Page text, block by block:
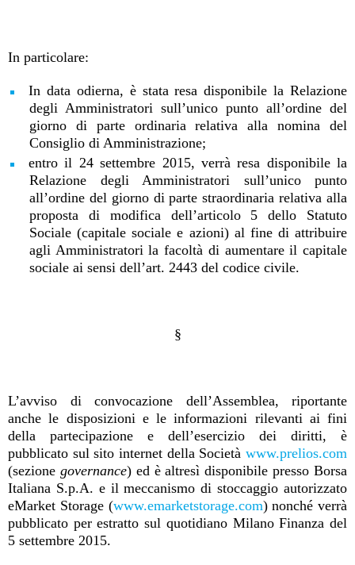
In particolare:
In data odierna, è stata resa disponibile la Relazione
degli Amministratori sull’unico punto all’ordine del
giorno di parte ordinaria relativa alla nomina del
Consiglio di Amministrazione;
entro il 24 settembre 2015, verrà resa disponibile la
Relazione degli Amministratori sull’unico punto
all’ordine del giorno di parte straordinaria relativa alla
proposta di modifica dell’articolo 5 dello Statuto
Sociale (capitale sociale e azioni) al fine di attribuire
agli Amministratori la facoltà di aumentare il capitale
sociale ai sensi dell’art. 2443 del codice civile.
§
L’avviso di convocazione dell’Assemblea, riportante
anche le disposizioni e le informazioni rilevanti ai fini
della partecipazione e dell’esercizio dei diritti, è
pubblicato sul sito internet della Società www.prelios.com
(sezione governance) ed è altresì disponibile presso Borsa
Italiana S.p.A. e il meccanismo di stoccaggio autorizzato
eMarket Storage (www.emarketstorage.com) nonché verrà
pubblicato per estratto sul quotidiano Milano Finanza del
5 settembre 2015.